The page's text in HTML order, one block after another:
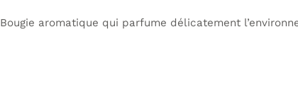
Bougie aromatique qui parfume délicatement